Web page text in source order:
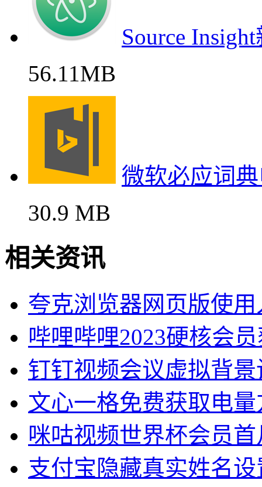
Source
56.11MB
微软必应词
30.9 MB
相关资讯
夸克浏览器网页版使
哔哩哔哩2023硬核会
钉钉视频会议虚拟背景
文心一格免费获取电
咪咕视频世界杯会员
支付宝隐藏真实姓名设